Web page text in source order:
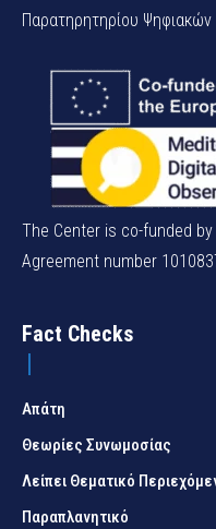
Παρατηρητηρίου
The Center is co-funded
Agreement number
Fact Checks
Απάτη
Θεωρίες Συνωμοσίας
Λείπει Θεματικό
Παραπλανητικό